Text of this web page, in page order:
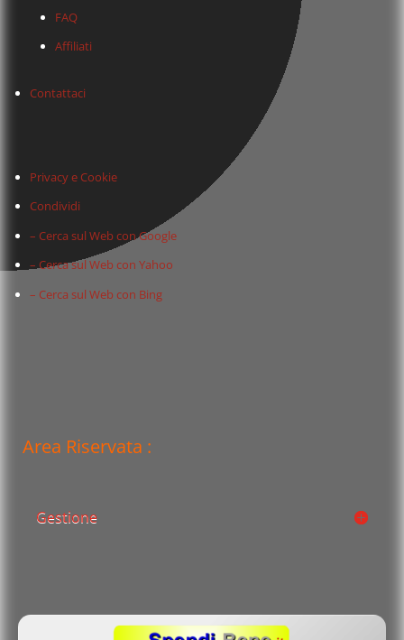
FAQ
Affiliati
Contattaci
Privacy e Cookie
Condividi
– Cerca sul Web con Google
– Cerca sul Web con Yahoo
– Cerca sul Web con Bing
Area Riservata :
Gestione